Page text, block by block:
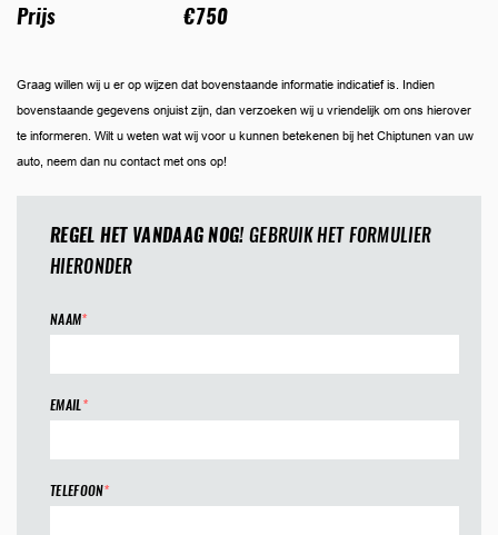
Prijs €750
Graag willen wij u er op wijzen dat bovenstaande informatie indicatief is. Indien
bovenstaande gegevens onjuist zijn, dan verzoeken wij u vriendelijk om ons hierover
te informeren. Wilt u weten wat wij voor u kunnen betekenen bij het Chiptunen van uw
auto, neem dan nu contact met ons op!
REGEL HET VANDAAG NOG!GEBRUIK HET FORMULIER
HIERONDER
NAAM*
EMAIL*
TELEFOON*